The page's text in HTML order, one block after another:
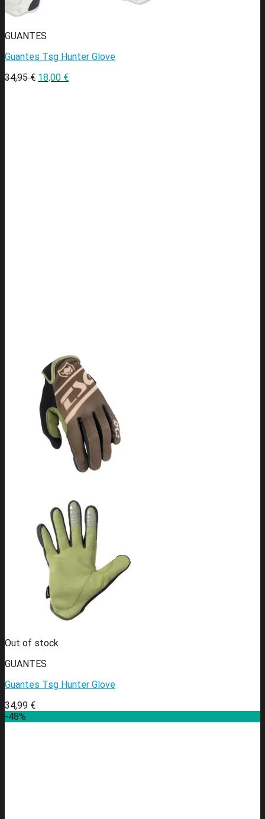
GUANTES
Guantes Tsg Hunter Glove
34,95€ 18,00 €
Out of stock
GUANTES
Guantes Tsg Hunter Glove
34,99 €
-48%